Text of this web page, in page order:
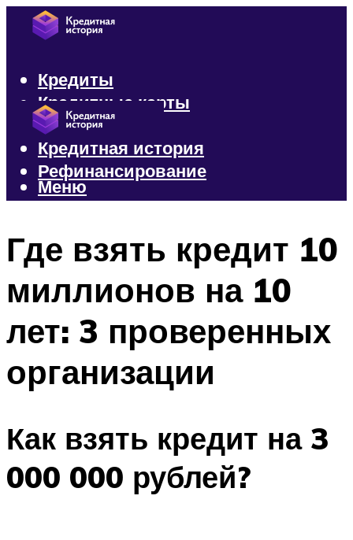
Кредиты
Кредитные карты
Микрозаймы
Кредитная история
Рефинансирование
Меню
Где взять кредит 10
миллионов на 10
лет: 3 проверенных
организации
Как взять кредит на 3
000 000 рублей?